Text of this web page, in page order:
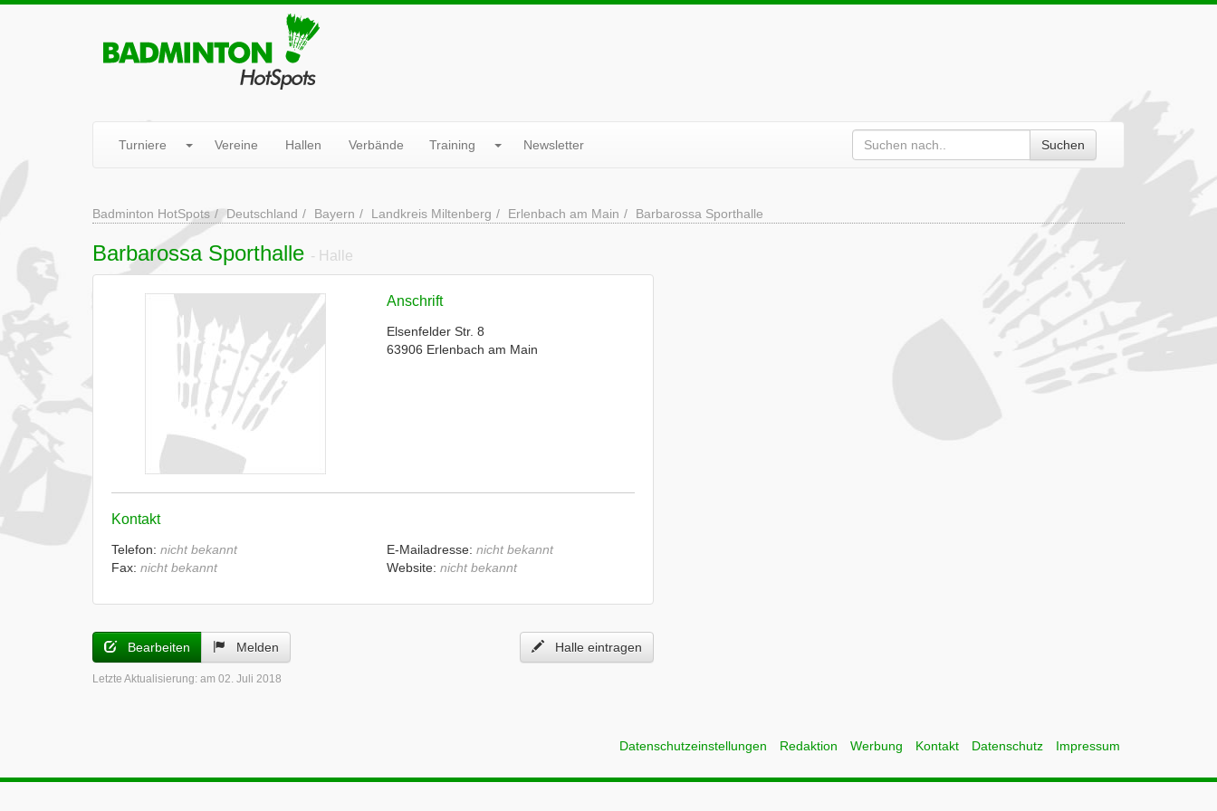
Turniere Vereine Hallen Verbände Training Newsletter Suchen
Badminton HotSpots Deutschland Bayern Landkreis Miltenberg Erlenbach am Main Barbarossa Sporthalle
Barbarossa Sporthalle - Halle
Anschrift
Elsenfelder Str. 8
63906 Erlenbach am Main
Kontakt
Telefon: nicht bekannt
Fax: nicht bekannt
E-Mailadresse: nicht bekannt
Website: nicht bekannt
Bearbeiten Melden Halle eintragen
Letzte Aktualisierung: am 02. Juli 2018
Datenschutzeinstellungen Redaktion Werbung Kontakt Datenschutz Impressum